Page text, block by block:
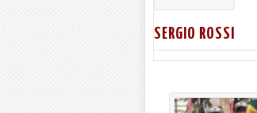
SERGIO ROSSI